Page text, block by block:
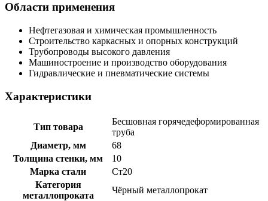
Области применения
Нефтегазовая и химическая промышленность
Строительство каркасных и опорных конструкций
Трубопроводы высокого давления
Машиностроение и производство оборудования
Гидравлические и пневматические системы
Характеристики
Тип товара
Бесшовная горячедеформированная
труба
Диаметр, мм
68
Толщина стенки, мм
10
Марка стали
Ст20
Категория
металлопроката
Чёрный металлопрокат